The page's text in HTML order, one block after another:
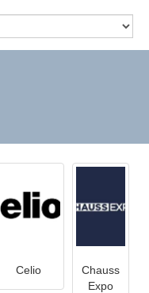
Celio
Chauss
Expo